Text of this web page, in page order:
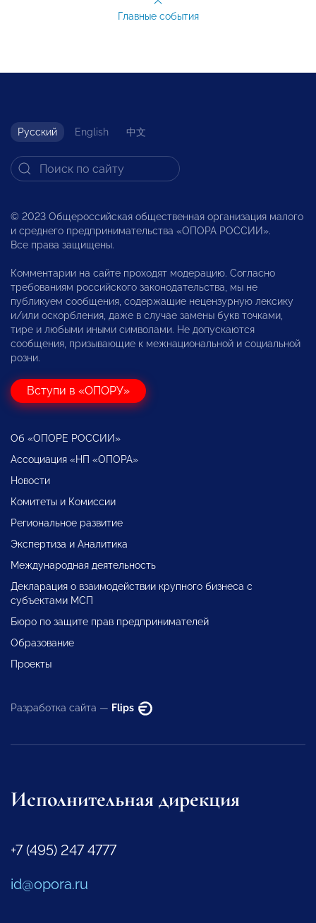
Главные события
Русский English 中文
© 2023 Общероссийская общественная организация малого
и среднего предпринимательства «ОПОРА РОССИИ».
Все права защищены.
Комментарии на сайте проходят модерацию. Согласно
требованиям российского законодательства, мы не
публикуем сообщения, содержащие нецензурную лексику
и/или оскорбления, даже в случае замены букв точками,
тире и любыми иными символами. Не допускаются
сообщения, призывающие к межнациональной и социальной
розни.
Вступи в «ОПОРУ»
Об «ОПОРЕ РОССИИ»
Ассоциация «НП «ОПОРА»
Новости
Комитеты и Комиссии
Региональное развитие
Экспертиза и Аналитика
Международная деятельность
Декларация о взаимодействии крупного бизнеса с
субъектами МСП
Бюро по защите прав предпринимателей
Образование
Проекты
Разработка сайта — Flips
Исполнительная дирекция
+7 (495) 247 4777
id@opora.ru